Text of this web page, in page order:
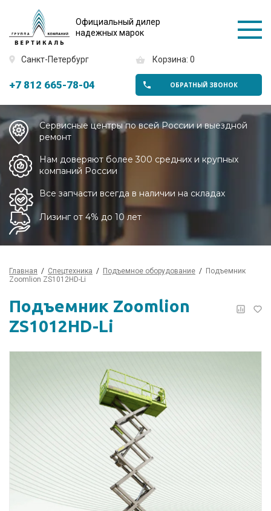
Официальный дилер
надежных марок
Санкт-Петербург Корзина: 0
+7 812 665-78-04 ОБРАТНЫЙ ЗВОНОК
Сервисные центры по всей России и выездной
ремонт
Нам доверяют более 300 средних и крупных
компаний России
Все запчасти всегда в наличии на складах
Лизинг от 4% до 10 лет
Главная Спецтехника Подъемное оборудование
Подъемник
Zoomlion ZS1012HD-Li
Подъемник Zoomlion
ZS1012HD-Li